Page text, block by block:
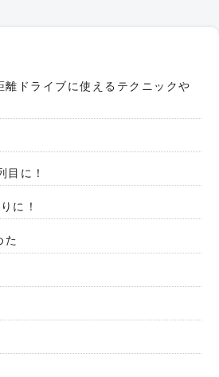
ドライブに使えるテクニックや
に！
に！
た